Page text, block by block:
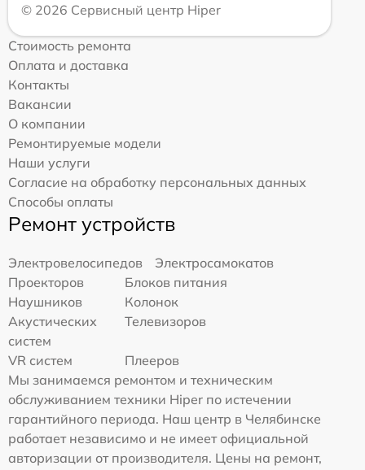
© 2026 Сервисный центр Hiper
Стоимость ремонта
Оплата и доставка
Контакты
Вакансии
О компании
Ремонтируемые модели
Наши услуги
Согласие на обработку персональных данных
Способы оплаты
Ремонт устройств
Электровелосипедов
Электросамокатов
Проекторов
Блоков питания
Наушников
Колонок
Акустических
систем
Телевизоров
VR систем
Плееров
Мы занимаемся ремонтом и техническим
обслуживанием техники Hiper по истечении
гарантийного периода. Наш центр в Челябинске
работает независимо и не имеет официальной
авторизации от производителя. Цены на ремонт,